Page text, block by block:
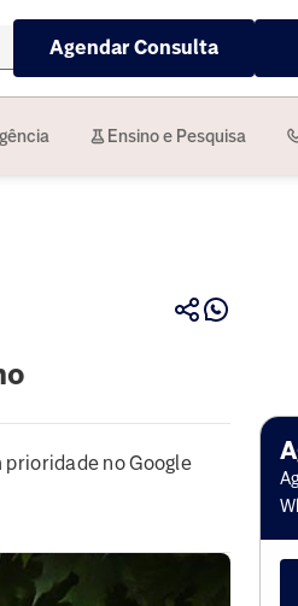
Agendar Consulta
Ensino e Pesquisa
no Google